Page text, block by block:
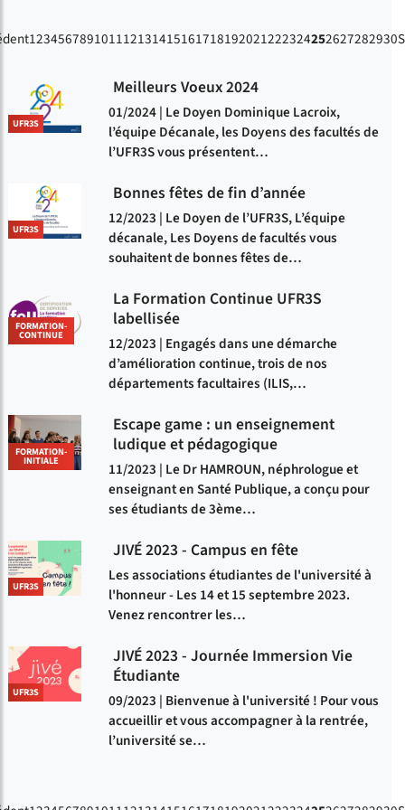
123456789101112131415161718192021222324252627282930
UFR3S
Meilleurs Voeux 2024
01/2024 | Le Doyen Dominique Lacroix,
l’équipe Décanale, les Doyens des facultés de
l’UFR3S vous présentent…
UFR3S
Bonnes fêtes de fin d’année
12/2023 | Le Doyen de l’UFR3S, L’équipe
décanale, Les Doyens de facultés vous
souhaitent de bonnes fêtes de…
FORMATION-
CONTINUE
La Formation Continue UFR3S
labellisée
12/2023 | Engagés dans une démarche
d’amélioration continue, trois de nos
départements facultaires (ILIS,…
FORMATION-
INITIALE
Escape game : un enseignement
ludique et pédagogique
11/2023 | Le Dr HAMROUN, néphrologue et
enseignant en Santé Publique, a conçu pour
ses étudiants de 3ème…
UFR3S
JIVÉ 2023 - Campus en fête
Les associations étudiantes de l'université à
l'honneur - Les 14 et 15 septembre 2023.
Venez rencontrer les…
UFR3S
JIVÉ 2023 - Journée Immersion Vie
Étudiante
09/2023 | Bienvenue à l'université ! Pour vous
accueillir et vous accompagner à la rentrée,
l’université se…